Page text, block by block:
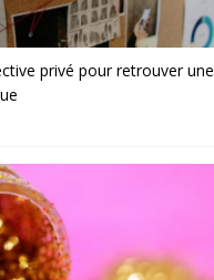
privé pour retrouver une